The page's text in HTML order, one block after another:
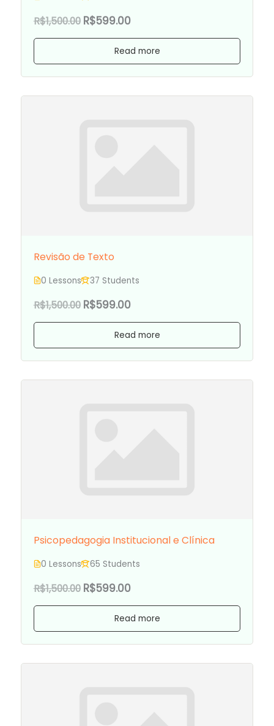
R$1,500.00 R$599.00
Read more
Revisão de Texto
0 Lessons 37 Students
R$1,500.00 R$599.00
Read more
Psicopedagogia Institucional e Clínica
0 Lessons 65 Students
R$1,500.00 R$599.00
Read more